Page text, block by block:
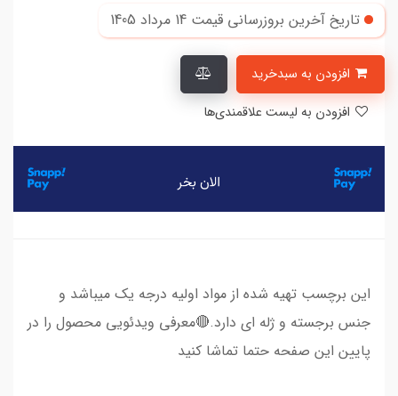
تاریخ آخرین بروزرسانی قیمت 14 مرداد 1405
این برچسب تهیه شده از مواد اولیه درجه یک میباشد و
جنس برجسته و ژله ای دارد.🔴معرفی ویدئویی محصول را در
پایین این صفحه حتما تماشا کنید